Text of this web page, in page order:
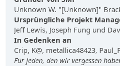
Unknown W. "[Unknown]"
Ursprüngliche Projekt
Jeff Lewis, Joseph Fung und
In Gedenken an
Crip, K@, metallica48423,
Für jeden, den wir vergessen